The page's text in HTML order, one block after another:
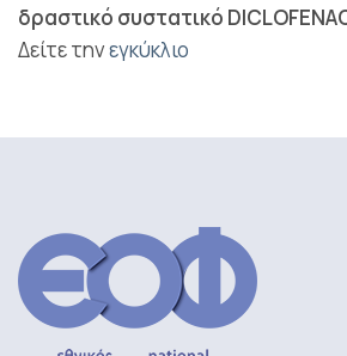
δραστικό συστατικό
Δείτε τηνεγκύκλιο